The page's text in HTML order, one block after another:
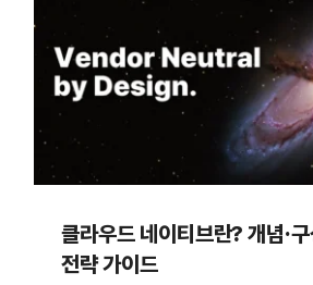
클라우드 네이티브란? 개념·
전략 가이드